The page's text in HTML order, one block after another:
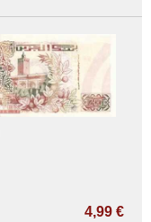
4,99 €